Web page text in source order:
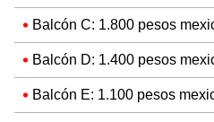
Balcón C: 1.800 pesos
Balcón D: 1.400 pesos
Balcón E: 1.100 pesos